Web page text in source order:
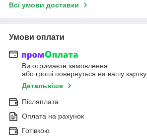
Всі умови доставки
Умови оплати
Ви отримаєте замовлення
або гроші повернуться на вашу картку
Детальніше
Післяплата
Оплата на рахунок
Готівкою